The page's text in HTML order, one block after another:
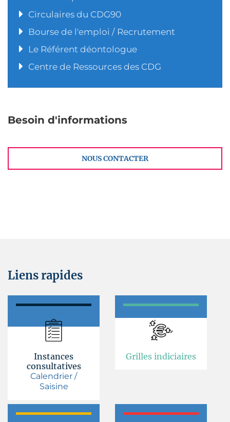
Circulaires du CDG90
Bourse de l'emploi / Recrutement
Le Référent déontologue
Centre de Ressources des CDG
Besoin d'informations
NOUS CONTACTER
Liens rapides
Instances
consultatives
Calendrier /
Saisine
Grilles indiciaires